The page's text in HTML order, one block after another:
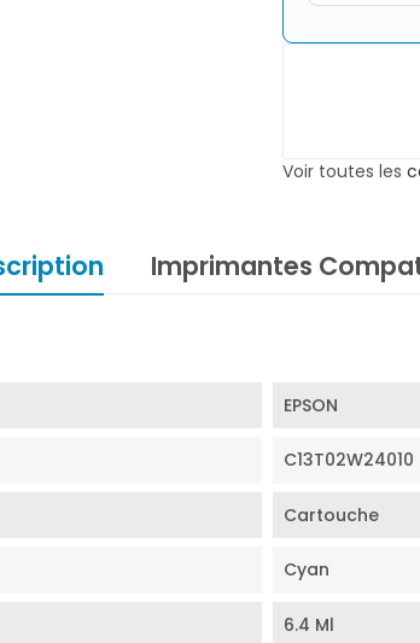
Voir toutes les
Imprimantes
EPSON
C13T02W24010
Cartouche
Cyan
6.4 Ml